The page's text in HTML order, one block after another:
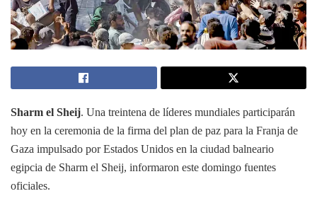
Sharm el Sheij. Una treintena de líderes mundiales participarán
hoy en la ceremonia de la firma del plan de paz para la Franja de
Gaza impulsado por Estados Unidos en la ciudad balneario
egipcia de Sharm el Sheij, informaron este domingo fuentes
oficiales.